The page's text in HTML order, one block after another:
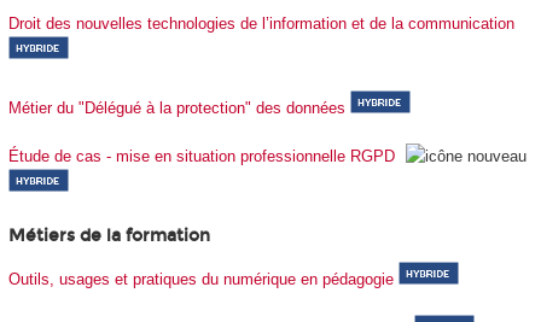
Droit des nouvelles technologies de l’information et de la communication
Métier du "Délégué à la protection" des données
Étude de cas - mise en situation professionnelle RGPD
Métiers de la formation
Outils, usages et pratiques du numérique en pédagogie